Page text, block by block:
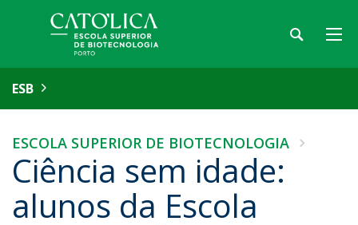
ESB
ESCOLA SUPERIOR DE BIOTECNOLOGIA
Ciência sem idade:
alunos da Escola